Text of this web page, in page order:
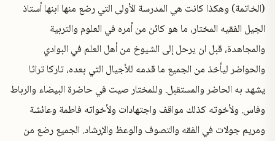
(الخاتمة) وهكذا كانت هي المدرسة الأولى التي رضع منها ابنها أستاذ
الجيل الفقيه المختار، ما هو كائن من أمره في العلوم والتربية
والمجاهدة، قبل ان يرحل إلى الشيوخ من أهل العلم في البوادي
والحواضر ليأخذ من الجميع ما قدمه للأجيال التي بعده، تاركا تراثا
يشهد به الحاضر والمستقبل. وللمختار صيت في حاضرة البيضاء والرباط
وفاس. ولأخوته كذلك مواقف واجتهادات ولأخواته فاطمة وعائشة
ومريم جولات في الفقه والتصوف والوعظ والإرشاد. الجميع رضع من